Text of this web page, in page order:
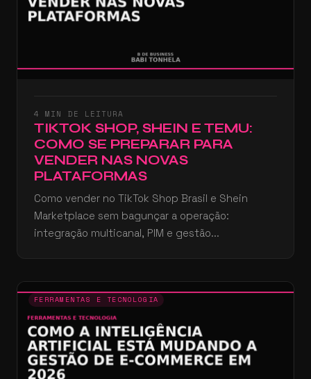
4 MIN DE LEITURA
TIKTOK SHOP, SHEIN E TEMU:
COMO SE PREPARAR PARA
VENDER NAS NOVAS
PLATAFORMAS
Como vender no TikTok Shop Brasil e Shein
Marketplace sem bagunçar a operação:
integração multicanal, PIM e gestão...
FERRAMENTAS E TECNOLOGIA